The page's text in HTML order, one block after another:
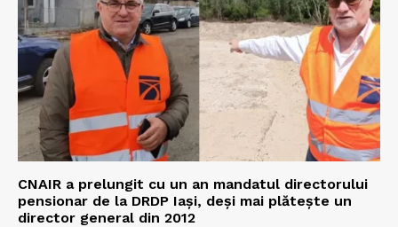
CNAIR a prelungit cu un an mandatul directorului
pensionar de la DRDP Iași, deși mai plătește un
director general din 2012